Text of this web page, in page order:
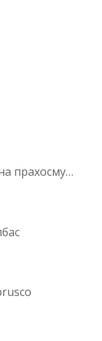
Вертикална прахосмукачка